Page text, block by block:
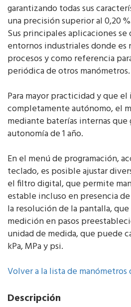
garantizando todas sus
una precisión superior al 0,20
Sus principales aplicaciones se
entornos industriales donde es
procesos y como referencia
periódica de otros manómetros.
Para mayor practicidad y que
completamente autónomo, el
mediante baterías internas que
autonomía de 1 año.
En el menú de programación,
teclado, es posible ajustar
el filtro digital, que permite
estable incluso en presencia
la resolución de la pantalla,
medición en pasos
unidad de medida, que puede
kPa, MPa y psi.
Volver a la lista de manómetros
Descripción